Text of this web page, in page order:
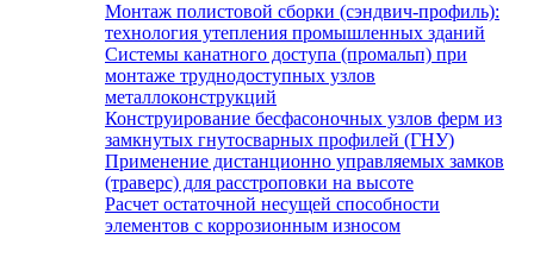
Монтаж полистовой сборки (сэндвич-профиль):
технология утепления промышленных зданий
Системы канатного доступа (промальп) при
монтаже труднодоступных узлов
металлоконструкций
Конструирование бесфасоночных узлов ферм из
замкнутых гнутосварных профилей (ГНУ)
Применение дистанционно управляемых замков
(траверс) для расстроповки на высоте
Расчет остаточной несущей способности
элементов с коррозионным износом